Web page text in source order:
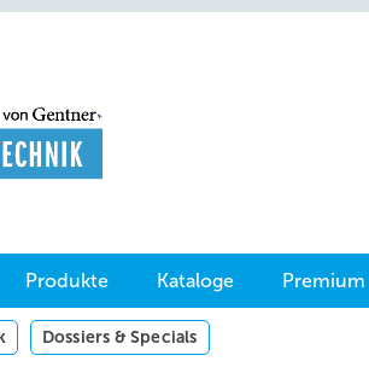
Produkte Kataloge Premium
Dossiers & Specials